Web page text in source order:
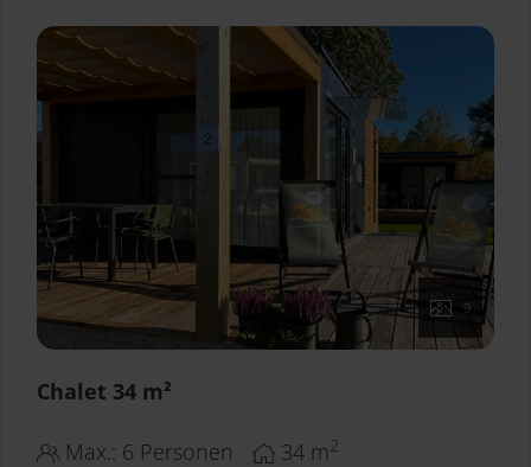
9
Chalet 34 m²
Max.: 6 Personen 34 m2